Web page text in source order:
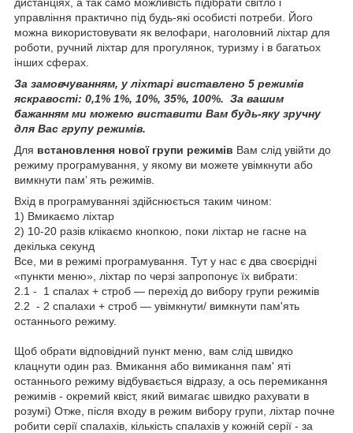
управління практично під будь-які особисті потреби. Його
можна використовувати як велофари, наголовний ліхтар для
роботи, ручний ліхтар для прогулянок, туризму і в багатьох
інших сферах.
За замовчуванням, у ліхтарі виставлено 5 режимів
яскравості: 0,1% 1%, 10%, 35%, 100%. За вашим
бажанням ми можемо виставити Вам будь-яку зручну
для Вас групу режимів.
Для встановлення нової групи режимів Вам слід увійти до
режиму програмування, у якому ви можете увімкнути або
вимкнути пам’ ять режимів.
Вхід в програмуванняі здійснюється таким чином:
1) Вмикаємо ліхтар
2) 10-20 разів клікаємо кнопкою, поки ліхтар не гасне на
декілька секунд
Все, ми в режимі програмування. Тут у нас є два своєрідні
«пункти меню», ліхтар по черзі запропонує їх вибрати:
2.1 - 1 спалах + строб — перехід до вибору групи режимів
2.2 - 2 спалахи + строб — увімкнути/ вимкнути пам'ять
останнього режиму.
Щоб обрати відповідний пункт меню, вам слід швидко
клацнути один раз. Вмикання або вимикання пам' яті
останнього режиму відбувається відразу, а ось перемикання
режимів - окремий квіст, який вимагає швидко рахувати в
розумі) Отже, після входу в режим вибору групи, ліхтар почне
робити серії спалахів, кількість спалахів у кожній серії - за